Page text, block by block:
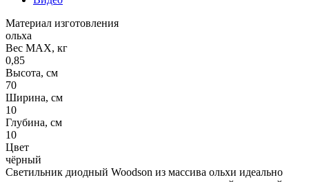
Материал изготовления
ольха
Вес МАХ, кг
0,85
Высота, см
70
Ширина, см
10
Глубина, см
10
Цвет
чёрный
Светильник диодный Woodson из массива ольхи идеально